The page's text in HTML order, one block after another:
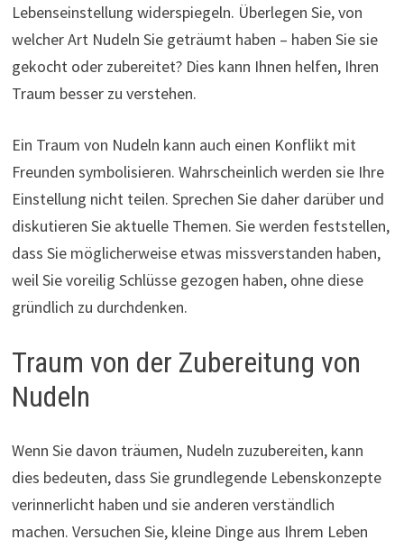
Lebenseinstellung widerspiegeln. Überlegen Sie, von
welcher Art Nudeln Sie geträumt haben – haben Sie sie
gekocht oder zubereitet? Dies kann Ihnen helfen, Ihren
Traum besser zu verstehen.
Ein Traum von Nudeln kann auch einen Konflikt mit
Freunden symbolisieren. Wahrscheinlich werden sie Ihre
Einstellung nicht teilen. Sprechen Sie daher darüber und
diskutieren Sie aktuelle Themen. Sie werden feststellen,
dass Sie möglicherweise etwas missverstanden haben,
weil Sie voreilig Schlüsse gezogen haben, ohne diese
gründlich zu durchdenken.
Traum von der Zubereitung von
Nudeln
Wenn Sie davon träumen, Nudeln zuzubereiten, kann
dies bedeuten, dass Sie grundlegende Lebenskonzepte
verinnerlicht haben und sie anderen verständlich
machen. Versuchen Sie, kleine Dinge aus Ihrem Leben